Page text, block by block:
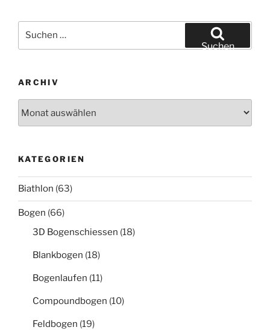
nach:
Suchen
ARCHIV
KATEGORIEN
Biathlon (63)
Bogen (66)
3D Bogenschiessen (18)
Blankbogen (18)
Bogenlaufen (11)
Compoundbogen (10)
Feldbogen (19)